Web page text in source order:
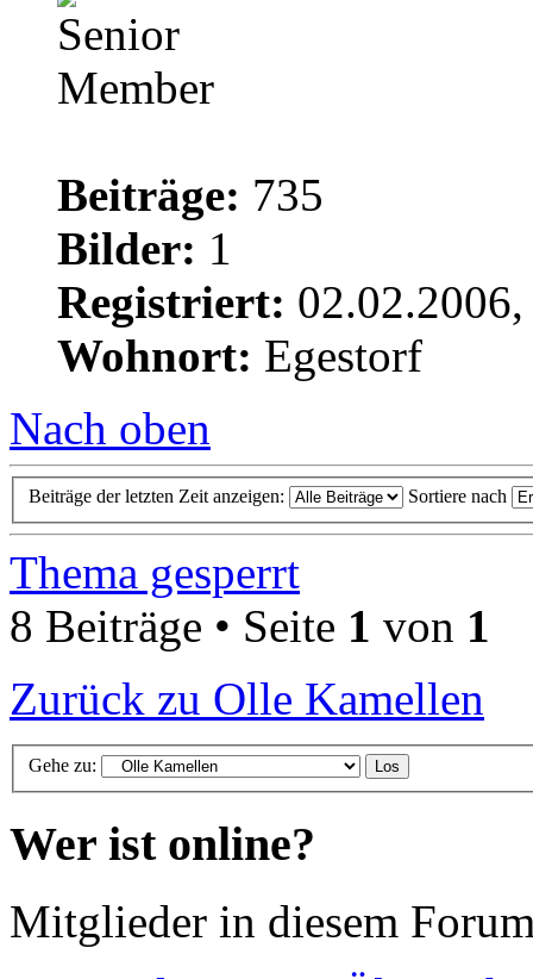
Beiträge: 735
Bilder: 1
Registriert:
Wohnort: Egestorf
Nach oben
Beiträge der letzten Zeit anzeigen: Sortiere nach
Thema gesperrt
8 Beiträge • Seite 1 von 1
Zurück zu Olle Kamellen
Gehe zu:
Wer ist online?
Mitglieder in diesem